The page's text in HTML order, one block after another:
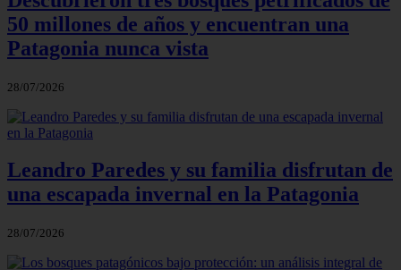
50 millones de años y encuentran una
Patagonia nunca vista
28/07/2026
Leandro Paredes y su familia disfrutan de
una escapada invernal en la Patagonia
28/07/2026